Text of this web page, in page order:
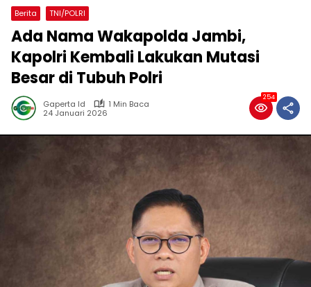
Berita TNI/POLRI
Ada Nama Wakapolda Jambi,
Kapolri Kembali Lakukan Mutasi
Besar di Tubuh Polri
Gaperta Id
1 Min Baca
24 Januari 2026
254